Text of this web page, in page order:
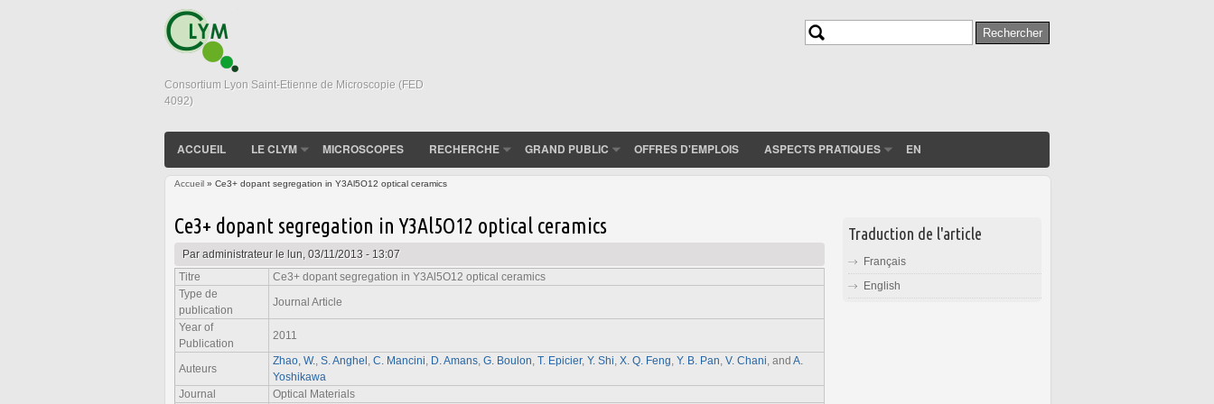
Consortium Lyon Saint-Etienne de Microscopie (FED
4092)
Rechercher
ACCUEIL LE CLYM MICROSCOPES RECHERCHE GRAND PUBLIC OFFRES D'EMPLOIS ASPECTS PRATIQUES EN
Accueil » Ce3+ dopant segregation in Y3Al5O12 optical ceramics
Ce3+ dopant segregation in Y3Al5O12 optical ceramics
Paradministrateurle lun, 03/11/2013 - 13:07
Titre
Ce3+ dopant segregation in Y3Al5O12 optical ceramics
Type de
publication
Journal Article
Year of
Publication
2011
Auteurs
Zhao, W. S. Anghel C. Mancini D. Amans G. Boulon T. Epicier, Y. Shi X. Q. Feng Y. B. Pan V. Chani , and A.
Yoshikawa
Journal
Optical Materials
Traduction de l'article
Français
English